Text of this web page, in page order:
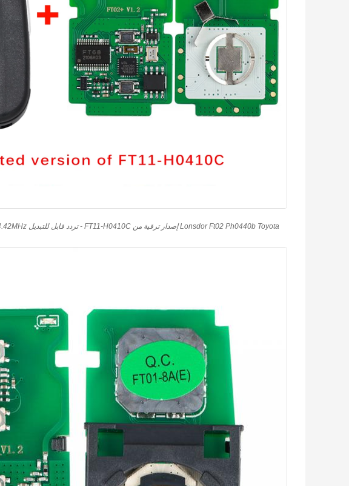
Lonsdor Ft02 Ph0440b Toyota إصدار ترقية من FT11-H0410C - تردد قابل للتبديل 312/314/433.58/434.42MHz متوافق مع K518ISE, K518S, KH100+